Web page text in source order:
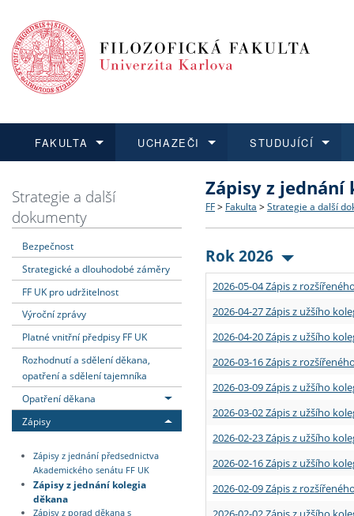
FAKULTA
Dozvědět se více
Struktura a historie
Strategie a další
Podpora a benefity pro
Absolventi fakulty
UCHAZEČI
Podat přihlášku
Co studovat a jak se
Učitelské studijní
Informace k průběhu
STUDUJÍCÍ
Dozvědět se více
Bakalářské a magisterské
Doktorské studium
Rigorózní řízení
Dozvědět se více
O vědě a výzkumu na FF
Akademické kvalifikace
Granty a projekty
Dozvědět se více
Aktuální nabídky a
Vyjíždějící studenti
Přijíždějící studenti
Vyjíždějící zaměstnanci
Strategie a další
dokumenty
Bezpečnost
Strategické a dlouhodobé záměry
FF UK pro udržitelnost
Výroční zprávy
Platné vnitřní předpisy FF UK
Rozhodnutí a sdělení děkana,
opatření a sdělení tajemníka
Opatření děkana
Zápisy
Zápisy z jednání předsednictva
Akademického senátu FF UK
Zápisy z jednání kolegia
děkana
Zápisy z porad děkana s
Zápisy z jednání
FF > Fakulta > Strategie a další
Rok 2026
2026-05-04 Zápis z
2026-04-27 Zápis z užšího
2026-04-20 Zápis z užšího
2026-03-16 Zápis z
2026-03-09 Zápis z užšího
2026-03-02 Zápis z užšího
2026-02-23 Zápis z užšího
2026-02-16 Zápis z užšího
2026-02-09 Zápis z